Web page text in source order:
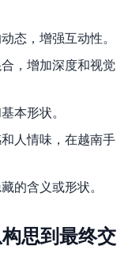
态，增强互动性。
，增加深度和视觉
本形状。
人情味，在越南手
的含义或形状。
思到最终交